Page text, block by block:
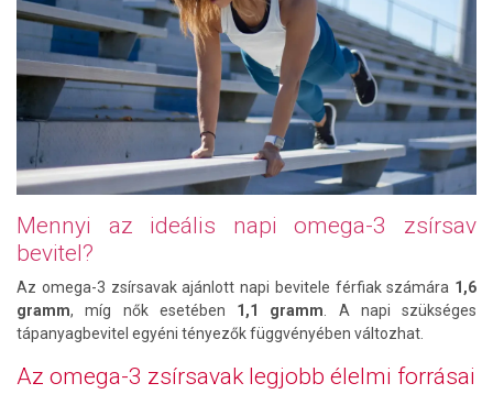
Mennyi az ideális napi omega-3 zsírsav
bevitel?
Az omega-3 zsírsavak ajánlott napi bevitele férfiak számára 1,6
gramm, míg nők esetében 1,1 gramm . A napi szükséges
tápanyagbevitel egyéni tényezők függvényében változhat.
Az omega-3 zsírsavak legjobb élelmi forrásai